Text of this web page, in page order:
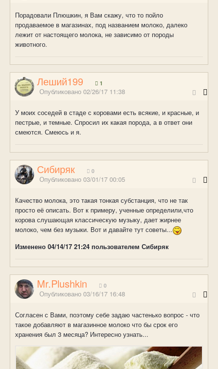
Порадовали Плюшкин, я Вам скажу, что то пойло
продаваемое в магазинах, под названием молоко, далеко
лежит от настоящего молока, не зависимо от породы
животного.
Леший199 1
Опубликовано 02/26/17 11:38
У моих соседей в стаде с коровами есть всякие, и красные, и
пестрые, и темные. Спросил их какая порода, а в ответ они
смеются. Смеюсь и я.
Сибиряк 0
Опубликовано 03/01/17 00:05
Качество молока, это такая тонкая субстанция, что не так
просто её описать. Вот к примеру, ученные определили,что
корова слушающая классическую музыку, дает жирнее
молоко, чем без музыки. Вот и давайте тут советы...
Изменено 04/14/17 21:24 пользователем Сибиряк
Mr.Plushkin 0
Опубликовано 03/16/17 16:48
Согласен с Вами, поэтому себе задаю частенько вопрос - что
такое добавляют в магазинное молоко что бы срок его
хранения был 3 месяца? Интересно узнать...